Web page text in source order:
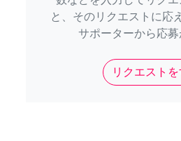
と、そのリクエストに応
サポーターから応募
リクエストを